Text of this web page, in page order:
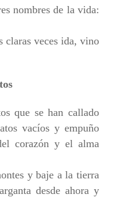
nombres de la vida:
claras veces ida, vino
que se han callado
vacíos y empuño
corazón y el alma
y baje a la tierra
desde ahora y